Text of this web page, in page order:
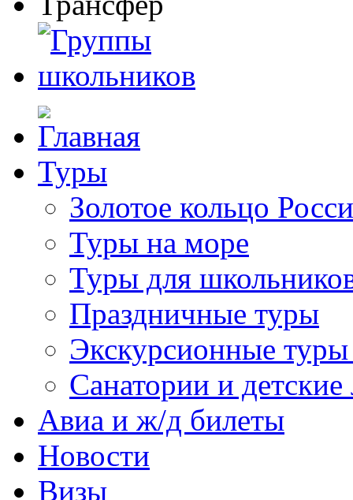
Туры
Золотое кольцо
Туры на море
Туры для
Праздничные туры
Экскурсионные
Санатории и детские
Авиа и ж/д билеты
Новости
Визы